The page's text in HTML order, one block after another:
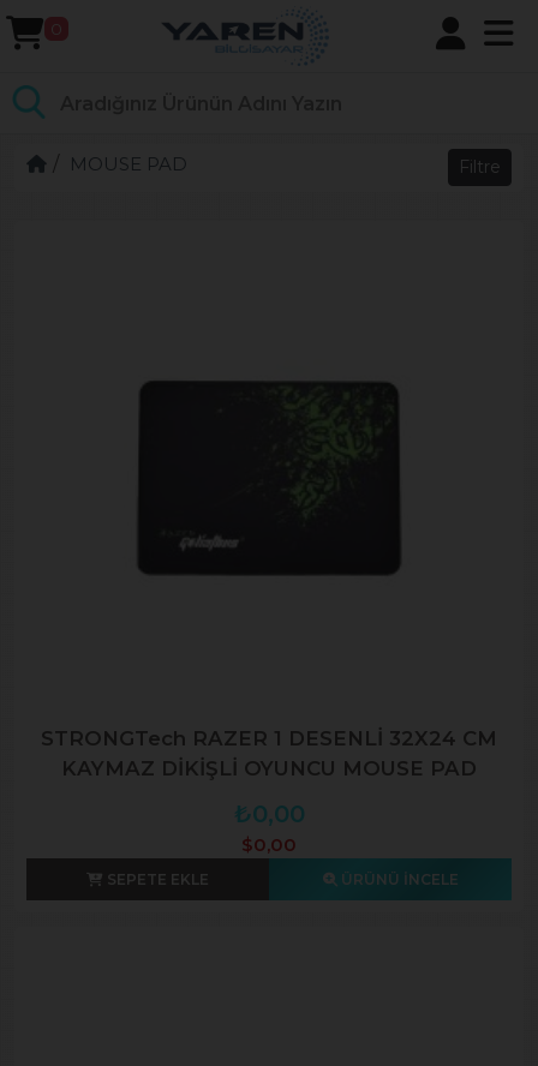
0
MOUSE PAD Filtre
STRONGTech RAZER 1 DESENLİ 32X24 CM
KAYMAZ DİKİŞLİ OYUNCU MOUSE PAD
₺0,00
$0,00
SEPETE EKLE ÜRÜNÜ İNCELE